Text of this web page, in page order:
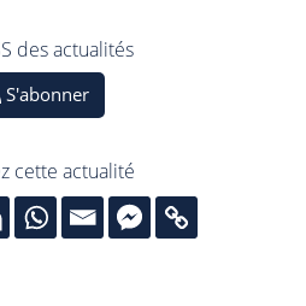
des actualités
S'abonner
cette actualité